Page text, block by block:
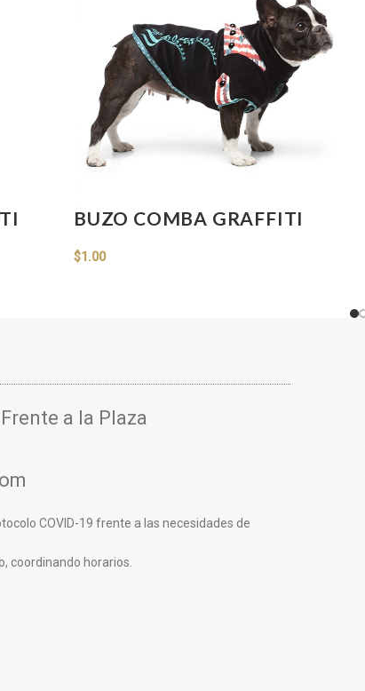
BUZO COMBA GRAFFITI
$1.00
a la Plaza
COVID-19 frente a las necesidades de
coordinando horarios.